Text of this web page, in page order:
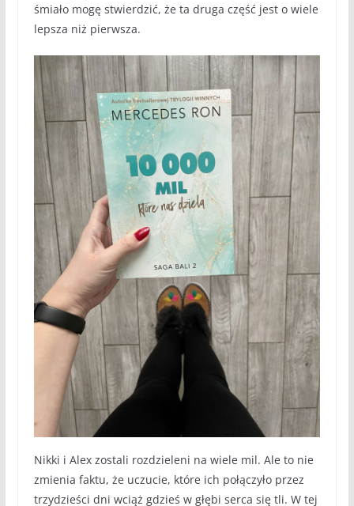
śmiało mogę stwierdzić, że ta druga część jest o wiele
lepsza niż pierwsza.
Nikki i Alex zostali rozdzieleni na wiele mil. Ale to nie
zmienia faktu, że uczucie, które ich połączyło przez
trzydzieści dni wciąż gdzieś w głębi serca się tli. W tej